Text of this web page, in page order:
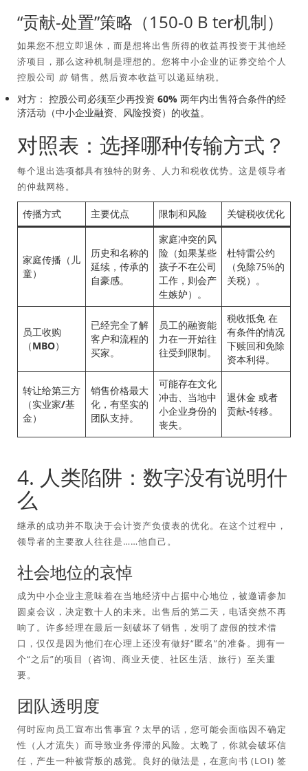
“贡献-处置”策略（150-0 B ter机制）
如果您不想立即退休，而是想将出售所得的收益再投资于其他经
济项目，那么这种机制是理想的。您将中小企业的证券交给个人
控股公司 前 销售。然后资本收益可以递延纳税。
对方： 控股公司必须至少再投资 60% 两年内出售符合条件的经
济活动（中小企业融资、风险投资）的收益。
对照表：选择哪种传输方式？
每个退出选项都具有独特的财务、人力和税收优势。这是领导者
的仲裁网格。
传播方式 主要优点 限制和风险 关键税收优化
家庭传播（儿
童）
历史和名称的
延续，传承的
自豪感。
家庭冲突的风
险（如果某些
孩子不在公司
工作，则会产
生嫉妒）。
杜特雷公约
（免除75%的
关税）。
员工收购
（MBO）
已经完全了解
客户和流程的
买家。
员工的融资能
力在一开始往
往受到限制。
税收抵免 在
有条件的情况
下赎回和免除
资本利得。
转让给第三方
（实业家/基
金）
销售价格最大
化，有坚实的
团队支持。
可能存在文化
冲击、当地中
小企业身份的
丧失。
退休金 或者
贡献-转移。
4. 人类陷阱：数字没有说明什
么
继承的成功并不取决于会计资产负债表的优化。在这个过程中，
领导者的主要敌人往往是……他自己。
社会地位的哀悼
成为中小企业主意味着在当地经济中占据中心地位，被邀请参加
圆桌会议，决定数十人的未来。出售后的第二天，电话突然不再
响了。许多经理在最后一刻破坏了销售，发明了虚假的技术借
口，仅仅是因为他们在心理上还没有做好“匿名”的准备。拥有一
个“之后”的项目（咨询、商业天使、社区生活、旅行）至关重
要。
团队透明度
何时应向员工宣布出售事宜？太早的话，您可能会面临因不确定
性（人才流失）而导致业务停滞的风险。太晚了，你就会破坏信
任，产生一种被背叛的感觉。良好的做法是，在意向书 (LOI) 签